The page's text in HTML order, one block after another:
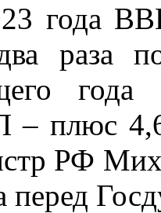
года
раза
года
– плюс
РФ
перед